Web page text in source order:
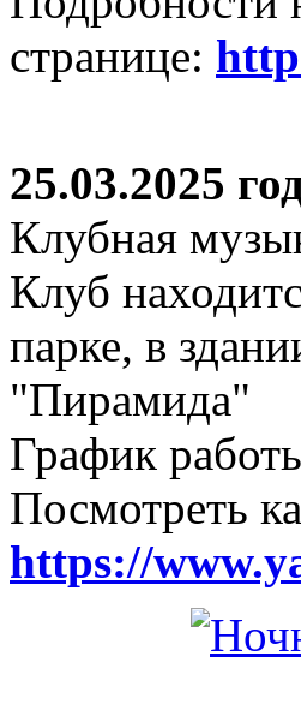
странице:
25.03.2025
Клубная
Клуб
парке, в
"Пирамида"
График
Посмотреть
https://